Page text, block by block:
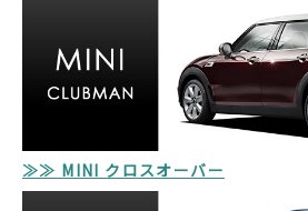
≫≫ MINI クロスオーバー